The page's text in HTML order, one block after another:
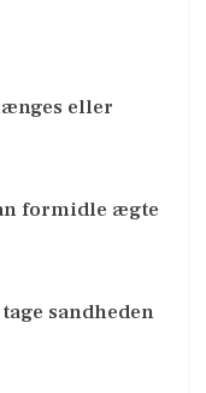
eller
formidle ægte
sandheden